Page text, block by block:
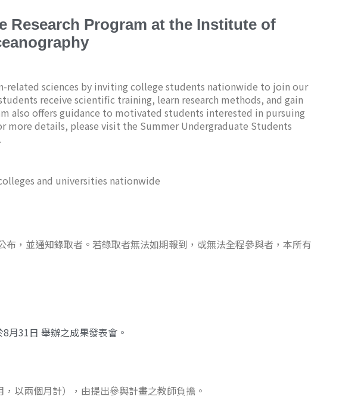
Research Program at the Institute of
sciences by inviting college students nationwide to join our
receive scientific training, learn research methods, and gain
also offers guidance to motivated students interested in pursuing
more details, please visit the Summer Undergraduate Students
and universities nationwide
，並通知錄取者。若錄取者無法如期報到，或無法全程參與者，本所有
月31日 舉辦之成果發表會。
以兩個月計），由提出參與計畫之教師負擔。